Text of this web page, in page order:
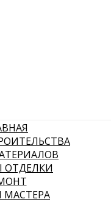
ОТДЕЛКИ
МАСТЕРА